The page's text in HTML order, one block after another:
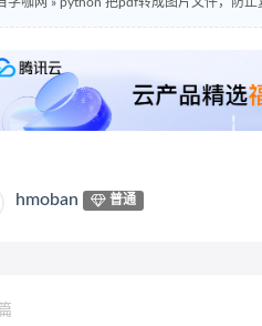
hmoban 普通